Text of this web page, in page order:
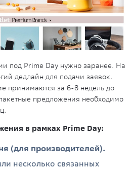
под Prime Day нужно заранее. На
дедлайн для подачи заявок.
принимаются за 6-8 недель до
предложения необходимо
в рамках Prime Day:
(для производителей).
несколько связанных